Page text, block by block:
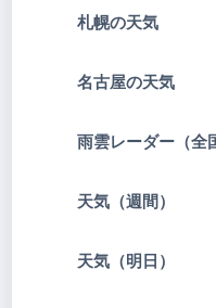
札幌の天気
名古屋の天気
雨雲レーダー（全
天気（週間）
天気（明日）